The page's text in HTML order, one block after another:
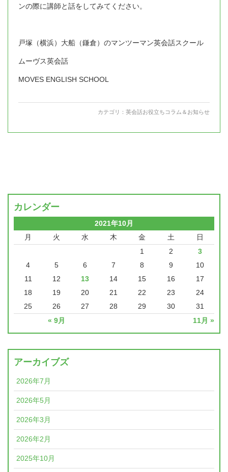
ンの際に講師と話をしてみてください。
戸塚（横浜）大船（鎌倉）のマンツーマン英会話スクール
ムーヴス英会話
MOVES ENGLISH SCHOOL
カテゴリ： 英会話お役立ちコラム＆お知らせ
カレンダー
2021年10月
月
火 水 木 金 土 日
« 9月 11月 »
1 2
3
4
5 6 7 8 9
10
11
12 13 14 15 16
17
18
19 20 21 22 23
24
25
26 27 28 29 30 31
アーカイブズ
2026年7月
2026年5月
2026年3月
2026年2月
2025年10月